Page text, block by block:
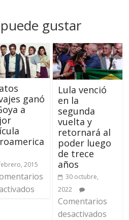
gustar
ganó
a
2015
Lula venció
en la
segunda
vuelta y
retornará al
poder luego
de trece
años
30 octubre,
2022
Comentarios
desactivados